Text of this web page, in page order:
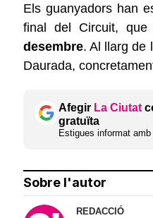
Els guanyadors han
final del Circuit,
desembre. Al llarg de
Daurada,
Afegir La Ciutat
gratuïta
Estigues informat
Sobre l'autor
REDACCIÓ